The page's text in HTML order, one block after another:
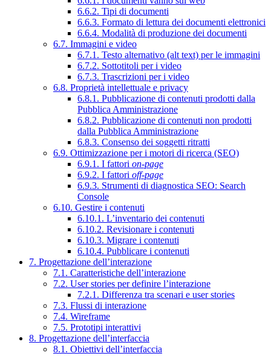
6.6.2. Tipi di documenti
6.6.3. Formato di lettura dei documenti elettronici
6.6.4. Modalità di produzione dei documenti
6.7. Immagini e video
6.7.1. Testo alternativo (alt text) per le immagini
6.7.2. Sottotitoli per i video
6.7.3. Trascrizioni per i video
6.8. Proprietà intellettuale e privacy
6.8.1. Pubblicazione di contenuti prodotti dalla
Pubblica Amministrazione
6.8.2. Pubblicazione di contenuti non prodotti
dalla Pubblica Amministrazione
6.8.3. Consenso dei soggetti ritratti
6.9. Ottimizzazione per i motori di ricerca (SEO)
6.9.1. I fattori on-page
6.9.2. I fattori off-page
6.9.3. Strumenti di diagnostica SEO: Search
Console
6.10. Gestire i contenuti
6.10.1. L’inventario dei contenuti
6.10.2. Revisionare i contenuti
6.10.3. Migrare i contenuti
6.10.4. Pubblicare i contenuti
7. Progettazione dell’interazione
7.1. Caratteristiche dell’interazione
7.2. User stories per definire l’interazione
7.2.1. Differenza tra scenari e user stories
7.3. Flussi di interazione
7.4. Wireframe
7.5. Prototipi interattivi
8. Progettazione dell’interfaccia
8.1. Obiettivi dell’interfaccia